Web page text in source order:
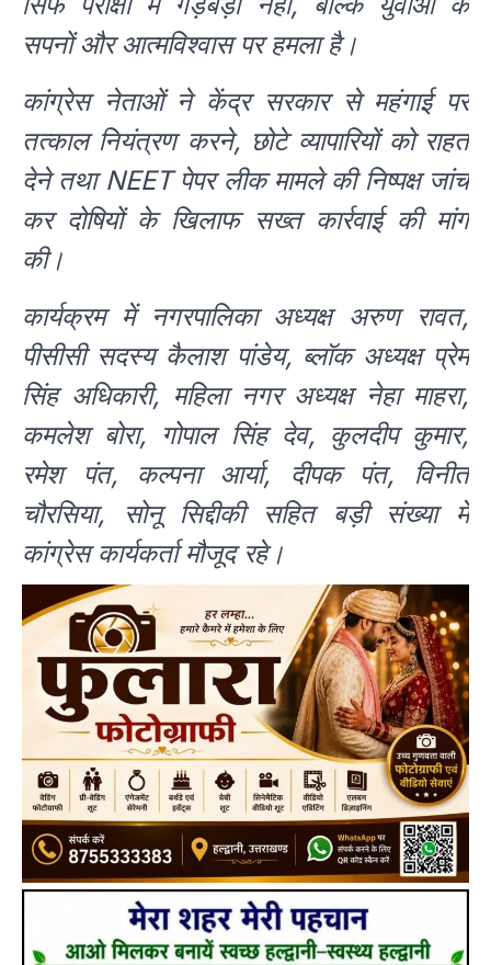
सपनों और आत्मविश्वास पर हमला है।
कांग्रेस नेताओं ने केंद्र सरकार से महंगाई पर
तत्काल नियंत्रण करने, छोटे व्यापारियों को राहत
देने तथा NEET पेपर लीक मामले की निष्पक्ष जांच
कर दोषियों के खिलाफ सख्त कार्रवाई की मांग
की।
कार्यक्रम में नगरपालिका अध्यक्ष अरुण रावत,
पीसीसी सदस्य कैलाश पांडेय, ब्लॉक अध्यक्ष प्रेम
सिंह अधिकारी, महिला नगर अध्यक्ष नेहा माहरा,
कमलेश बोरा, गोपाल सिंह देव, कुलदीप कुमार,
रमेश पंत, कल्पना आर्या, दीपक पंत, विनीत
चौरसिया, सोनू सिद्दीकी सहित बड़ी संख्या में
कांग्रेस कार्यकर्ता मौजूद रहे।